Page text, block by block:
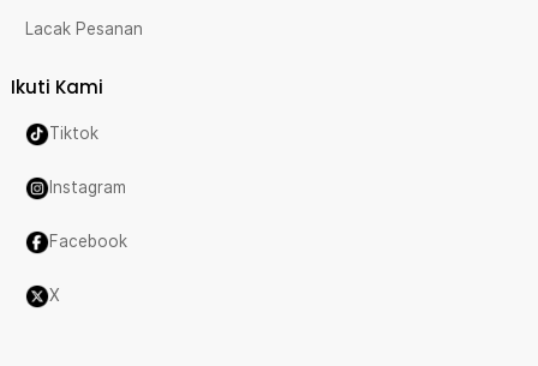
Lacak Pesanan
Ikuti Kami
Tiktok
Instagram
Facebook
X